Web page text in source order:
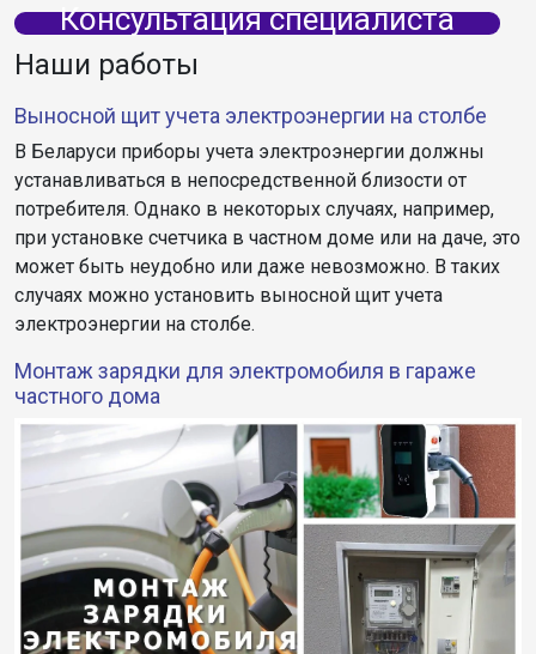
Консультация специалиста
Наши работы
Выносной щит учета электроэнергии на столбе
В Беларуси приборы учета электроэнергии должны
устанавливаться в непосредственной близости от
потребителя. Однако в некоторых случаях, например,
при установке счетчика в частном доме или на даче, это
может быть неудобно или даже невозможно. В таких
случаях можно установить выносной щит учета
электроэнергии на столбе.
Монтаж зарядки для электромобиля в гараже
частного дома